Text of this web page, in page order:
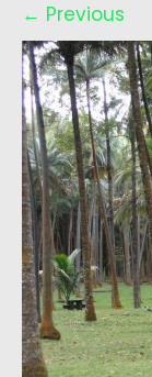
← Previous